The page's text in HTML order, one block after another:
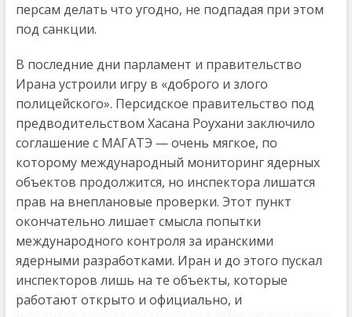
персам делать что угодно, не подпадая при этом
под санкции.
В последние дни парламент и правительство
Ирана устроили игру в «доброго и злого
полицейского». Персидское правительство под
предводительством Хасана Роухани заключило
соглашение с МАГАТЭ — очень мягкое, по
которому международный мониторинг ядерных
объектов продолжится, но инспектора лишатся
прав на внеплановые проверки. Этот пункт
окончательно лишает смысла попытки
международного контроля за иранскими
ядерными разработками. Иран и до этого пускал
инспекторов лишь на те объекты, которые
работают открыто и официально, и